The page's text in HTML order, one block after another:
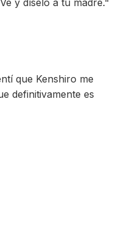
y díselo a tu madre."
que Kenshiro me
definitivamente es